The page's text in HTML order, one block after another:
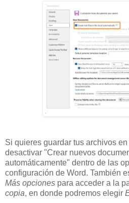
Si quieres guardar tus archivos
desactivar "Crear nuevos
automáticamente" dentro de las
configuración de Word. También
Más opciones para acceder a la
copia, en donde podremos elegir